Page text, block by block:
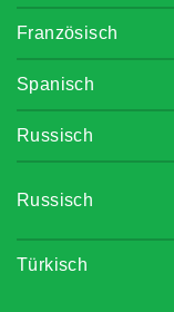
Französisch
Spanisch
Russisch
Russisch
Türkisch